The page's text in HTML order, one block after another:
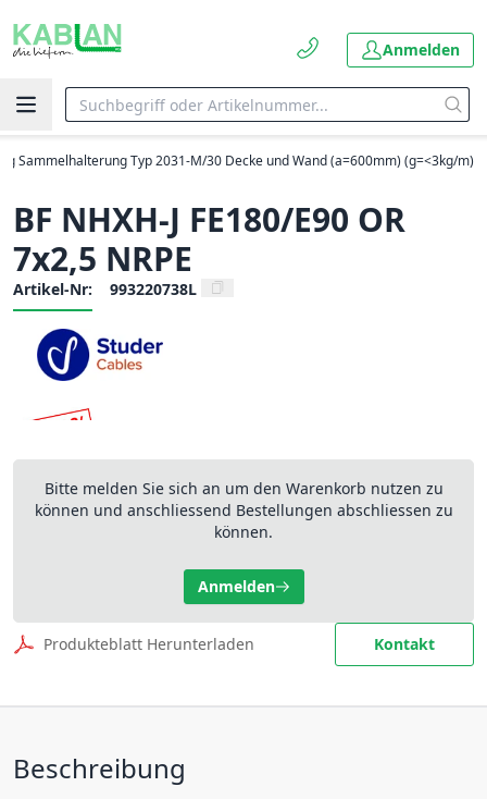
Anmelden
Sammelhalterung Typ 2031-M/30 Decke und Wand (a=600mm) (g=<3kg/m)
BF NHXH-J FE180/E90 OR
7x2,5 NRPE
Artikel-Nr: 993220738L
Bitte melden Sie sich an um den Warenkorb nutzen zu
können und anschliessend Bestellungen abschliessen zu
können.
Anmelden
Produkteblatt Herunterladen Kontakt
Beschreibung